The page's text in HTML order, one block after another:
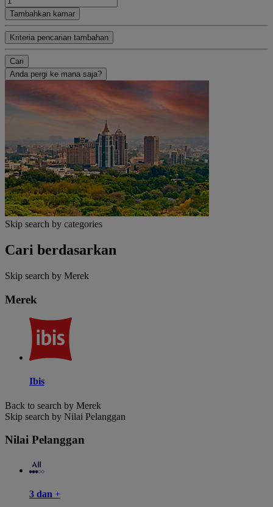
Tambahkan kamar
Kriteria pencarian tambahan
Cari
Anda pergi ke mana saja?
Skip search by categories
Cari berdasarkan
Skip search by Merek
Merek
Ibis
Back to search by Merek
Skip search by Nilai Pelanggan
Nilai Pelanggan
3 dan +